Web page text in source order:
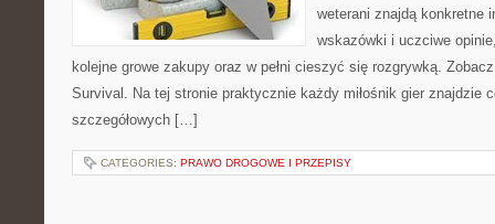
weterani znajdą konkretne
wskazówki i uczciwe
kolejne growe zakupy oraz w pełni cieszyć się rozgrywką.
Survival. Na tej stronie praktycznie każdy miłośnik gier znajdzie
szczegółowych […]
CATEGORIES: PRAWO DROGOWE I PRZEPISY